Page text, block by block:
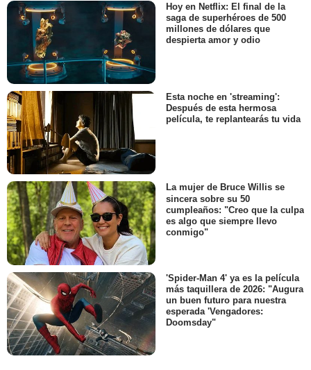
Hoy en Netflix: El final de la
saga de superhéroes de 500
millones de dólares que
despierta amor y odio
Esta noche en 'streaming':
Después de esta hermosa
película, te replantearás tu vida
La mujer de Bruce Willis se
sincera sobre su 50
cumpleaños: "Creo que la culpa
es algo que siempre llevo
conmigo"
'Spider-Man 4' ya es la película
más taquillera de 2026: "Augura
un buen futuro para nuestra
esperada 'Vengadores:
Doomsday"